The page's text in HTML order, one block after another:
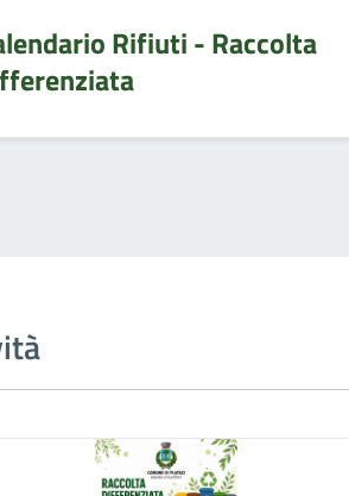
Rifiuti - Raccolta